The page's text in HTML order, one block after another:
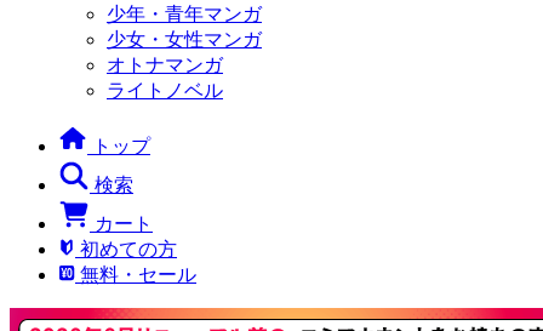
少年・青年マンガ
少女・女性マンガ
オトナマンガ
ライトノベル
トップ
検索
カート
初めての方
無料・セール